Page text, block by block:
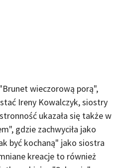
wieczorową porą",
Ireny Kowalczyk, siostry
ukazała się także w
gdzie zachwyciła jako
być kochaną" jako siostra
kreacje to również